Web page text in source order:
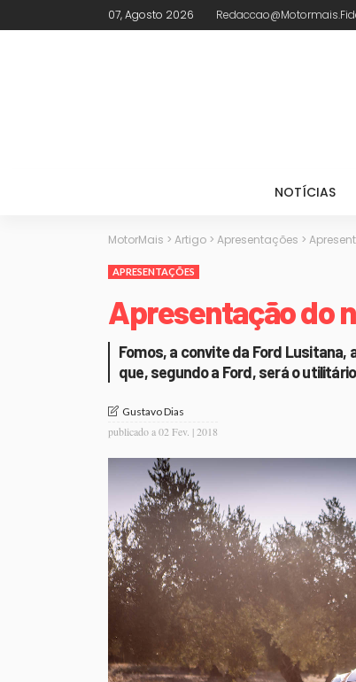
07, Agosto 2026
NOTÍCIAS
MotorMais > Artigo > Apresentações >
APRESENTAÇÕES
Apresentação do
Fomos, a convite da Ford Lusitana,
que, segundo a Ford, será o
Gustavo Dias
publicado a02 Fev. | 2018